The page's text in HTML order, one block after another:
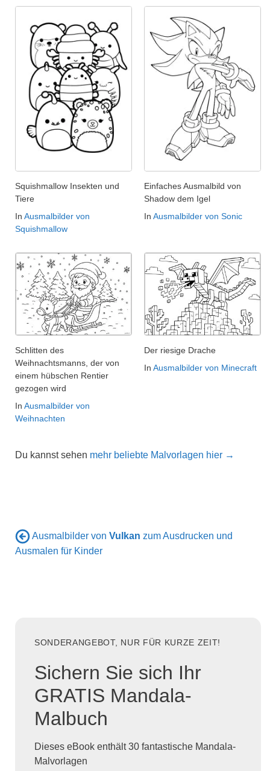
Squishmallow Insekten und
Tiere
In Ausmalbilder von
Squishmallow
Einfaches Ausmalbild von
Shadow dem Igel
In Ausmalbilder von Sonic
Schlitten des
Weihnachtsmanns, der von
einem hübschen Rentier
gezogen wird
In Ausmalbilder von
Weihnachten
Der riesige Drache
In Ausmalbilder von Minecraft
Du kannst sehen mehr beliebte Malvorlagen hier →
Ausmalbilder von Vulkan zum Ausdrucken und
Ausmalen für Kinder
SONDERANGEBOT, NUR FÜR KURZE ZEIT!
Sichern Sie sich Ihr
GRATIS Mandala-
Malbuch
Dieses eBook enthält 30 fantastische Mandala-
Malvorlagen